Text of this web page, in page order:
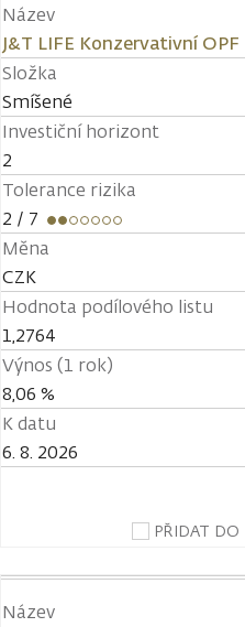
Název
J&T LIFE Konzervativní OPF
Složka
Smíšené
Investiční horizont
2
Tolerance rizika
2 / 7
Měna
CZK
Hodnota podílového listu
1,2764
Výnos (1 rok)
8,06 %
K datu
6. 8. 2026
PŘIDAT DO
Název